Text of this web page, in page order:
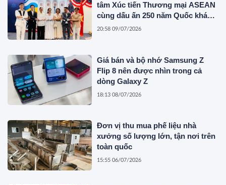
tâm Xúc tiến Thương mại ASEAN
cùng dấu ấn 250 năm Quốc khánh
Hoa Kỳ
20:58 09/07/2026
Giá bán và bộ nhớ Samsung Z
Flip 8 nên được nhìn trong cả
dòng Galaxy Z
18:13 08/07/2026
Đơn vị thu mua phế liệu nhà
xưởng số lượng lớn, tận nơi trên
toàn quốc
15:55 06/07/2026